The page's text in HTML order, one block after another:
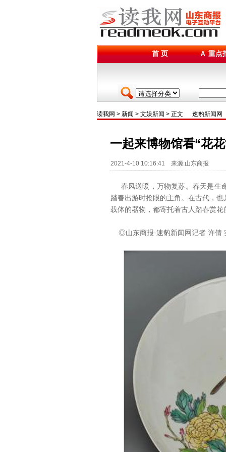
首 页 Ａ 重点
读我网 > 新闻 > 文娱新闻 > 正文 速豹新闻网
一起来博物馆看“花
2021-4-10 10:16:41 来源:山东商报
春风送暖，万物复苏。春天是生
踏春出游时抢眼的主角。在古代，
载体的器物，都寄托着古人踏春赏
◎山东商报·速豹新闻网记者 许倩